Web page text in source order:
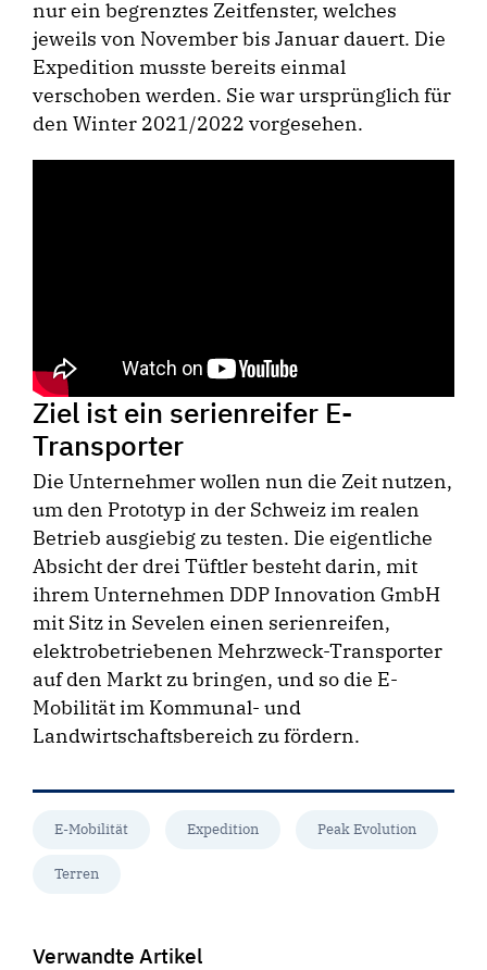
nur ein begrenztes Zeitfenster, welches
jeweils von November bis Januar dauert. Die
Expedition musste bereits einmal
verschoben werden. Sie war ursprünglich für
den Winter 2021/2022 vorgesehen.
Ziel ist ein serienreifer E-
Transporter
Die Unternehmer wollen nun die Zeit nutzen,
um den Prototyp in der Schweiz im realen
Betrieb ausgiebig zu testen. Die eigentliche
Absicht der drei Tüftler besteht darin, mit
ihrem Unternehmen DDP Innovation GmbH
mit Sitz in Sevelen einen serienreifen,
elektrobetriebenen Mehrzweck-Transporter
auf den Markt zu bringen, und so die E-
Mobilität im Kommunal- und
Landwirtschaftsbereich zu fördern.
E-Mobilität Expedition Peak Evolution
Terren
Verwandte Artikel